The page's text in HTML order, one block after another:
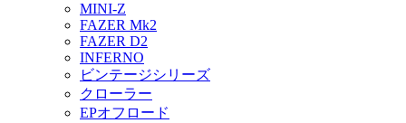
MINI-Z
FAZER Mk2
FAZER D2
INFERNO
ビンテージシリーズ
クローラー
EPオフロード